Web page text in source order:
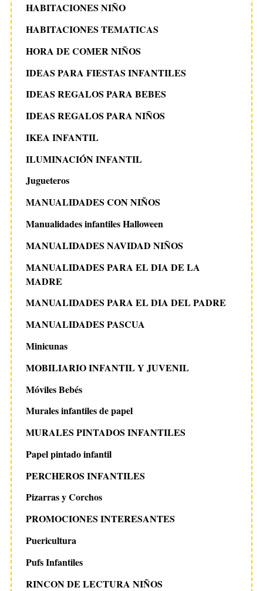
HABITACIONES NIÑO
HABITACIONES TEMATICAS
HORA DE COMER NIÑOS
IDEAS PARA FIESTAS INFANTILES
IDEAS REGALOS PARA BEBES
IDEAS REGALOS PARA NIÑOS
IKEA INFANTIL
ILUMINACIÓN INFANTIL
Jugueteros
MANUALIDADES CON NIÑOS
Manualidades infantiles Halloween
MANUALIDADES NAVIDAD NIÑOS
MANUALIDADES PARA EL DIA DE LA
MADRE
MANUALIDADES PARA EL DIA DEL PADRE
MANUALIDADES PASCUA
Minicunas
MOBILIARIO INFANTIL Y JUVENIL
Móviles Bebés
Murales infantiles de papel
MURALES PINTADOS INFANTILES
Papel pintado infantil
PERCHEROS INFANTILES
Pizarras y Corchos
PROMOCIONES INTERESANTES
Puericultura
Pufs Infantiles
RINCON DE LECTURA NIÑOS